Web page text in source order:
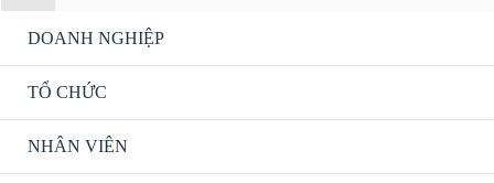
DOANH NGHIỆP
TỔ CHỨC
NHÂN VIÊN